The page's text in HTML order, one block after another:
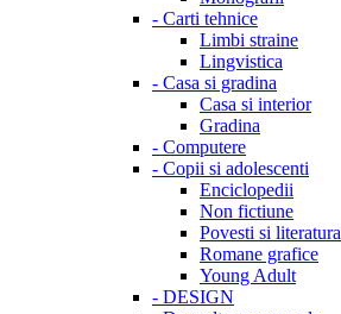
- Carti tehnice
Limbi straine
Lingvistica
- Casa si gradina
Casa si interior
Gradina
- Computere
- Copii si adolescenti
Enciclopedii
Non fictiune
Povesti si literatura
Romane grafice
Young Adult
- DESIGN